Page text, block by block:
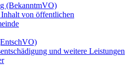
(BekanntmVO)
von öffentlichen
und weitere Leistungen